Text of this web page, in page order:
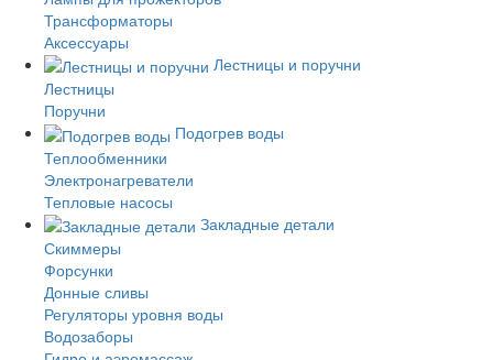
Трансформаторы
Аксессуары
Лестницы и поручни
Лестницы
Поручни
Подогрев воды
Теплообменники
Электронагреватели
Тепловые насосы
Закладные детали
Скиммеры
Форсунки
Донные сливы
Регуляторы уровня воды
Водозаборы